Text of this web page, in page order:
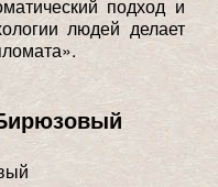
подход и
людей делает